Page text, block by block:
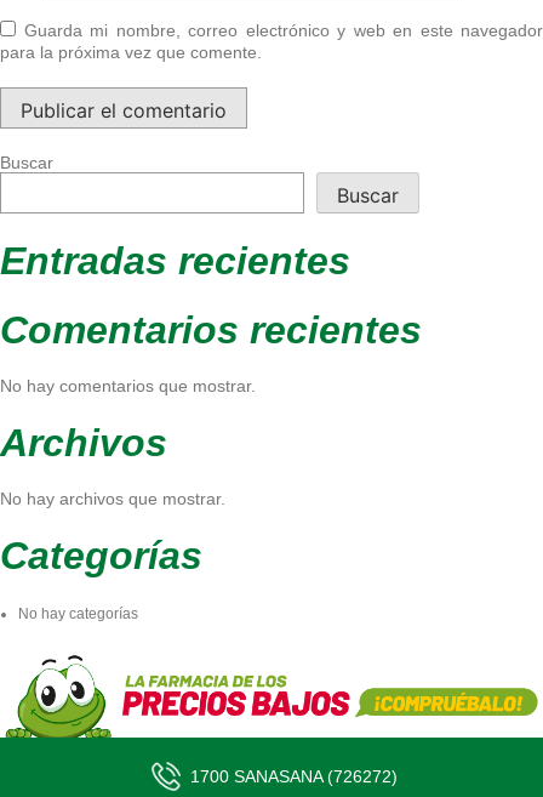
Guarda mi nombre, correo electrónico y web en este navegador
para la próxima vez que comente.
Buscar
Buscar
Entradas recientes
Comentarios recientes
No hay comentarios que mostrar.
Archivos
No hay archivos que mostrar.
Categorías
No hay categorías
1700 SANASANA (726272)